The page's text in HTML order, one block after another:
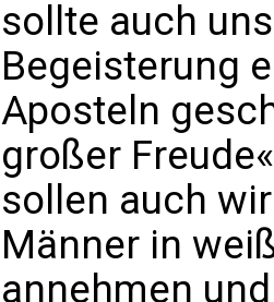
sollte auch
Begeisterung
Aposteln
großer
sollen auch
Männer in
annehmen